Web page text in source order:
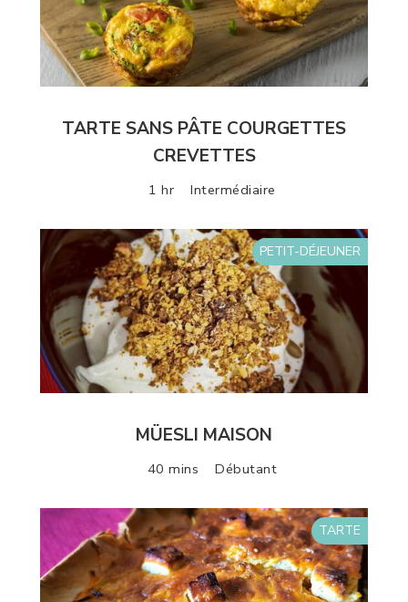
TARTE SANS PÂTE COURGETTES
CREVETTES
1 hr Intermédiaire
PETIT-DÉJEUNER
MÜESLI MAISON
40 mins Débutant
TARTE